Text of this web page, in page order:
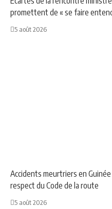
promettent de « se faire
5 août 2026
Accidents meurtriers en
respect du Code de la route
5 août 2026